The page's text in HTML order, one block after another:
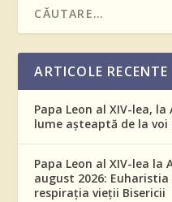
ARTICOLE RECENTE
Papa Leon al XIV-lea,
lume așteaptă de la voi
Papa Leon al XIV-lea la
august 2026:
respirația vieții Bisericii